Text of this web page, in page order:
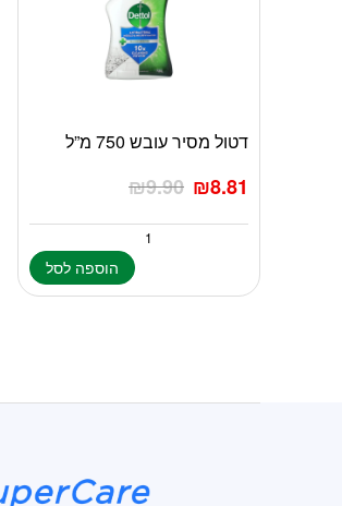
דטול מסיר עובש 750 מ”ל
₪9.90 ₪8.81
הוספה לסל